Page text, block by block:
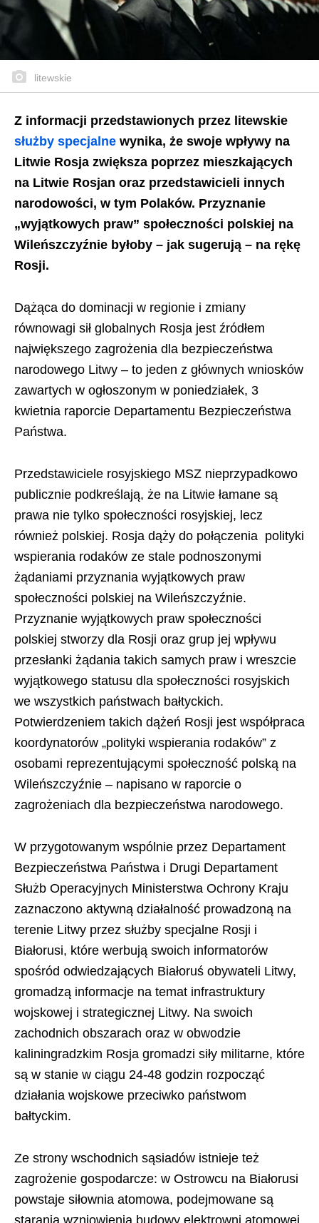
litewskie
Z informacji przedstawionych przez litewskie
służby specjalne wynika, że swoje wpływy na
Litwie Rosja zwiększa poprzez mieszkających
na Litwie Rosjan oraz przedstawicieli innych
narodowości, w tym Polaków. Przyznanie
„wyjątkowych praw” społeczności polskiej na
Wileńszczyźnie byłoby – jak sugerują – na rękę
Rosji.
Dążąca do dominacji w regionie i zmiany
równowagi sił globalnych Rosja jest źródłem
największego zagrożenia dla bezpieczeństwa
narodowego Litwy – to jeden z głównych wniosków
zawartych w ogłoszonym w poniedziałek, 3
kwietnia raporcie Departamentu Bezpieczeństwa
Państwa.
Przedstawiciele rosyjskiego MSZ nieprzypadkowo
publicznie podkreślają, że na Litwie łamane są
prawa nie tylko społeczności rosyjskiej, lecz
również polskiej. Rosja dąży do połączenia polityki
wspierania rodaków ze stale podnoszonymi
żądaniami przyznania wyjątkowych praw
społeczności polskiej na Wileńszczyźnie.
Przyznanie wyjątkowych praw społeczności
polskiej stworzy dla Rosji oraz grup jej wpływu
przesłanki żądania takich samych praw i wreszcie
wyjątkowego statusu dla społeczności rosyjskich
we wszystkich państwach bałtyckich.
Potwierdzeniem takich dążeń Rosji jest współpraca
koordynatorów „polityki wspierania rodaków” z
osobami reprezentującymi społeczność polską na
Wileńszczyźnie – napisano w raporcie o
zagrożeniach dla bezpieczeństwa narodowego.
W przygotowanym wspólnie przez Departament
Bezpieczeństwa Państwa i Drugi Departament
Służb Operacyjnych Ministerstwa Ochrony Kraju
zaznaczono aktywną działalność prowadzoną na
terenie Litwy przez służby specjalne Rosji i
Białorusi, które werbują swoich informatorów
spośród odwiedzających Białoruś obywateli Litwy,
gromadzą informacje na temat infrastruktury
wojskowej i strategicznej Litwy. Na swoich
zachodnich obszarach oraz w obwodzie
kaliningradzkim Rosja gromadzi siły militarne, które
są w stanie w ciągu 24-48 godzin rozpocząć
działania wojskowe przeciwko państwom
bałtyckim.
Ze strony wschodnich sąsiadów istnieje też
zagrożenie gospodarcze: w Ostrowcu na Białorusi
powstaje siłownia atomowa, podejmowane są
starania wzniowienia budowy elektrowni atomowej